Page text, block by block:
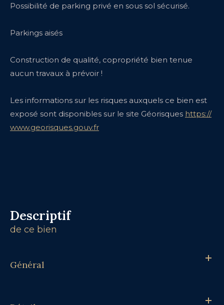
Possibilité de parking privé en sous sol sécurisé.
Parkings aisés
Construction de qualité, copropriété bien tenue
aucun travaux à prévoir !
Les informations sur les risques auxquels ce bien est
exposé sont disponibles sur le site Géorisques https://
www.georisques.gouv.fr
descriptif
de ce bien
Général